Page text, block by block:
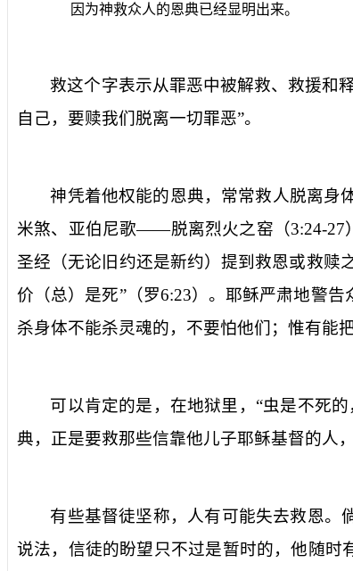
因为神救众人的恩典已经显明出来。
救这个字表示从罪恶中被解救、救援和
自己，要赎我们脱离一切罪恶”。
神凭着他权能的恩典，常常救人脱离身
米煞、亚伯尼歌——脱离烈火之窑（3:24-27
圣经（无论旧约还是新约）提到救恩或救赎
价 （总） 是死”（罗6:23）。耶稣严肃地警告
杀身体不能杀灵魂的，不要怕他们；惟有能
可以肯定的是，在地狱里，“虫是不死
典，正是要救那些信靠他儿子耶稣基督的人
有些基督徒坚称，人有可能失去救恩。
说法，信徒的盼望只不过是暂时的，他随时